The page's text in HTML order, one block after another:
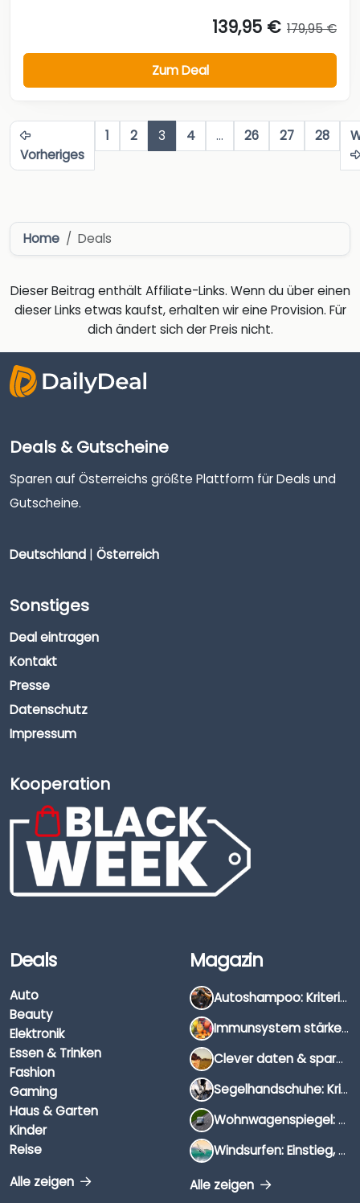
139,95 € 179,95 €
Zum Deal
Vorheriges
1 2 3 4 … 26 27 28
Home Deals
Dieser Beitrag enthält Affiliate-Links. Wenn du über einen
dieser Links etwas kaufst, erhalten wir eine Provision. Für
dich ändert sich der Preis nicht.
Deals & Gutscheine
Sparen auf Österreichs größte Plattform für Deals und
Gutscheine.
Deutschland | Österreich
Sonstiges
Deal eintragen
Kontakt
Presse
Datenschutz
Impressum
Kooperation
Deals
Auto
Beauty
Elektronik
Essen & Trinken
Fashion
Gaming
Haus & Garten
Kinder
Reise
Alle zeigen
Magazin
Autoshampoo: Kriterien, Unterschiede & Anwendung
Immunsystem stärken: Hausmittel, Vitamine & Wissenswertes
Clever daten & sparen: So findest du die besten Deals für Dates und Unternehmungen
Segelhandschuhe: Kriterien, Materialien & Tipps
Wohnwagenspiegel: Auswahl, Preise & Montage
Windsurfen: Einstieg, Ausrüstung & Tipps
Alle zeigen